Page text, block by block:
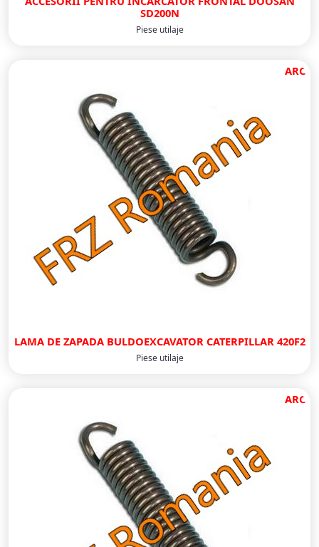
SD200N
Piese utilaje
ARC
LAMA DE ZAPADA BULDOEXCAVATOR CATERPILLAR 420F2
Piese utilaje
ARC